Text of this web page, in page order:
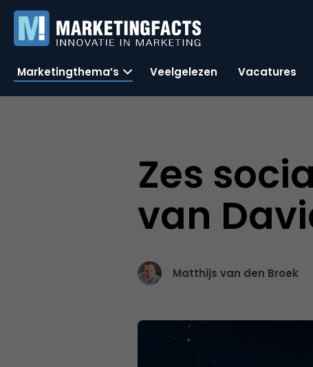
Marketingthema’s Veelgelezen Vacatures
Zes
van
Matthijs van den Broek